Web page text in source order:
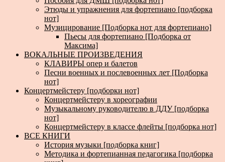
Этюды и упражнения для фортепиано [подборка
нот]
Музицирование [Подборка нот для фортепиано]
Пьесы для фортепиано [Подборка от
Максима]
ВОКАЛЬНЫЕ ПРОИЗВЕДЕНИЯ
КЛАВИРЫ опер и балетов
Песни военных и послевоенных лет [Подборка
нот]
Концертмейстеру [подборки нот]
Концертмейстеру в хореографии
Музыкальному руководителю в ДДУ [подборка
нот]
Концертмейстеру в классе флейты [подборка нот]
ВСЕ КНИГИ
История музыки [подборка книг]
Методика и фортепианная педагогика [подборка